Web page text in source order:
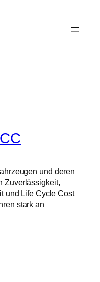
und deren
Zuverlässigkeit,
und Life Cycle Cost
stark an